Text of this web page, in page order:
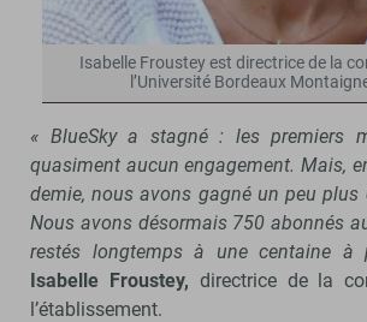
Isabelle Froustey est directrice de la
l’Université Bordeaux
« BlueSky a stagné : les premiers
quasiment aucun engagement. Mais,
demie, nous avons gagné un peu plus
Nous avons désormais 750 abonnés
restés longtemps à une centaine à
Isabelle Froustey, directrice de la
l’établissement.